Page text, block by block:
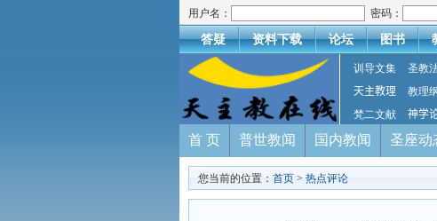
用户名： 密码：
答疑 资料下载 论坛 图书
训导文集 圣教
天主教理
教理
梵二文献
神学
首 页 普世教闻 国内教闻 圣座动
您当前的位置： 首页 > 热点评论